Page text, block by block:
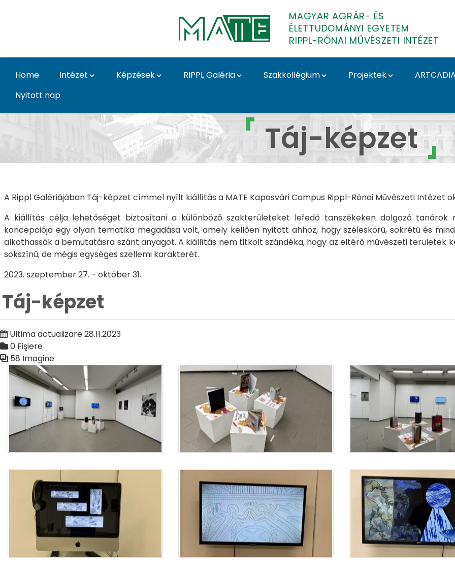
MAGYAR AGRÁR- ÉS
ÉLETTUDOMÁNYI EGYETEM
RIPPL-RÓNAI MŰVÉSZETI INTÉZET
Home Intézet Képzések RIPPL Galéria Szakkollégium Projektek ARTCADIA
Nyitott nap
Táj-képzet - Táj-képzet - Rippl-Rónai
Táj-képzet
A Rippl Galériájában Táj-képzet címmel nyílt kiállítás a MATE Kaposvári Campus Rippl-Rónai Művészeti Intézet
A kiállítás célja lehetőséget biztosítani a különböző szakterületeket lefedő tanszékeken dolgozó tanárok
koncepciója egy olyan tematika megadása volt, amely kellően nyitott ahhoz, hogy széleskörű, sokrétű és
alkothassák a bemutatásra szánt anyagot. A kiállítás nem titkolt szándéka, hogy az eltérő művészeti területek
sokszínű, de mégis egységes szellemi karakterét.
2023. szeptember 27. - október 31.
Táj-képzet
Ultima actualizare 28.11.2023
0 Fişiere
58 Imagine
Galerie media